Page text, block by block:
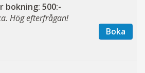
500:-
Hög efterfrågan!
Boka